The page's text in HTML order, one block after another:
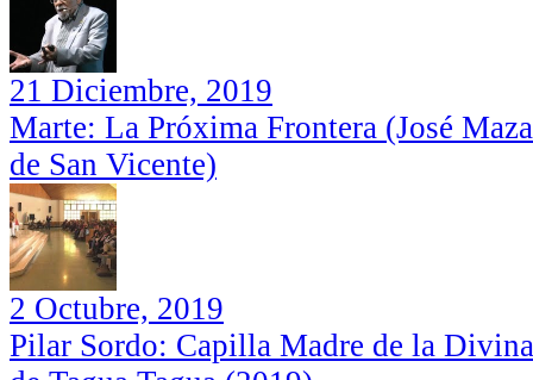
Taguatagua 2020
Marte: La Próxima Frontera (José Maza
en el Estadio Municipal de San Vicente)
2021: 3ra Compañía de Bomberos San
Vicente
Festival de la Voz San Vicente de
Taguatagua 2020
21 Diciembre, 2019
Marte: La Próxima Frontera (José
de San Vicente)
2 Octubre, 2019
Pilar Sordo: Capilla Madre de la